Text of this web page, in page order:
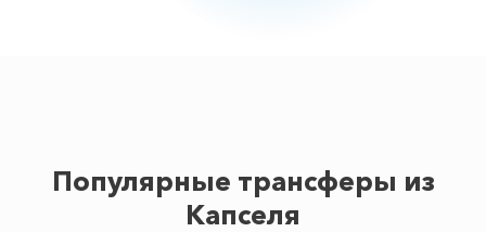
Популярные трансферы из
Капселя